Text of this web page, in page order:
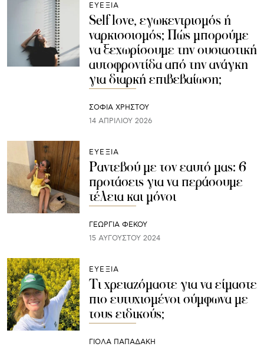
ΕΥΕΞΙΑ
Self love, εγωκεντρισμός ή
ναρκισσισμός; Πώς μπορούμε
να ξεχωρίσουμε την ουσιαστική
αυτοφροντίδα από την ανάγκη
για διαρκή επιβεβαίωση;
ΣΟΦΙΑ ΧΡΗΣΤΟΥ
14 ΑΠΡΙΛΊΟΥ 2026
ΕΥΕΞΙΑ
Ραντεβού με τον εαυτό μας: 6
προτάσεις για να περάσουμε
τέλεια και μόνοι
ΓΕΩΡΓΙΑ ΦΕΚΟΥ
15 ΑΥΓΟΎΣΤΟΥ 2024
ΕΥΕΞΙΑ
Τι χρειαζόμαστε για να είμαστε
πιο ευτυχισμένοι σύμφωνα με
τους ειδικούς;
ΓΙΌΛΑ ΠΑΠΑΔΆΚΗ